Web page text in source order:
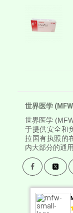
世界医学
世界医学
于提供安全和
拉国有执照的
内大部分的通